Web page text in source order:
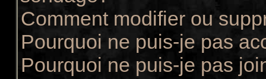
Comment modifier ou
Pourquoi ne puis-je pas
Pourquoi ne puis-je pas